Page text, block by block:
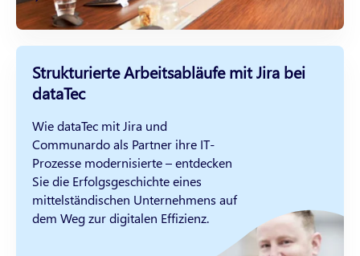
Strukturierte Arbeitsabläufe mit Jira bei
dataTec
Wie dataTec mit Jira und
Communardo als Partner ihre IT-
Prozesse modernisierte – entdecken
Sie die Erfolgsgeschichte eines
mittelständischen Unternehmens auf
dem Weg zur digitalen Effizienz.